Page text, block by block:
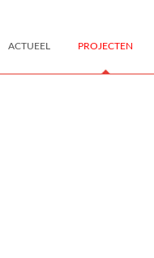
ACTUEEL PROJECTEN